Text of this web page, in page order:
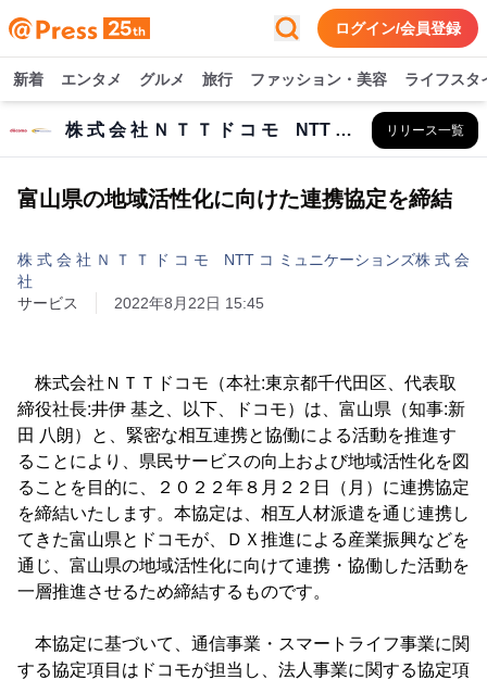
ログイン/会員登録
新着 エンタメ グルメ 旅行 ファッション・美容 ライフスタ
株 式 会 社 Ｎ Ｔ Ｔ ド コ モ NTT コ ミュニケーションズ株 式 会 社 リリース一覧
富山県の地域活性化に向けた連携協定を締結
株 式 会 社 Ｎ Ｔ Ｔ ド コ モ NTT コ ミュニケーションズ株 式 会
社
サービス
2022年8月22日 15:45
株式会社ＮＴＴドコモ（本社:東京都千代田区、代表取
締役社長:井伊 基之、以下、ドコモ）は、富山県（知事:新
田 八朗）と、緊密な相互連携と協働による活動を推進す
ることにより、県民サービスの向上および地域活性化を図
ることを目的に、２０２２年８月２２日（月）に連携協定
を締結いたします。本協定は、相互人材派遣を通じ連携し
てきた富山県とドコモが、ＤＸ推進による産業振興などを
通じ、富山県の地域活性化に向けて連携・協働した活動を
一層推進させるため締結するものです。
本協定に基づいて、通信事業・スマートライフ事業に関
する協定項目はドコモが担当し、法人事業に関する協定項